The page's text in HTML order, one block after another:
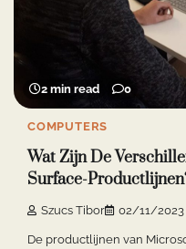
2 min read 0
COMPUTERS
Wat Zijn De
Surface-
Szucs Tibor 02/11/2023
De productlijnen van